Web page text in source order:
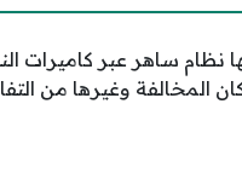
نظام ساهر عبر كاميرات
المخالفة وغيرها من